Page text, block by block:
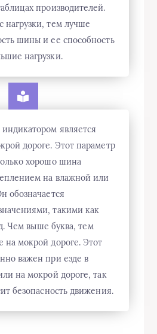
производителей.
тем лучше
шины и ее способность
нагрузки.
является
дороге. Этот параметр
хорошо шина
на влажной или
обозначается
такими как
Чем выше буква, тем
на мокрой дороге. Этот
важен при езде в
на мокрой дороге, так
безопасность движения.